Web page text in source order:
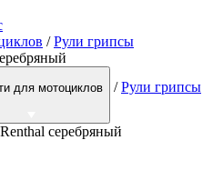
/Рули грипсы
для мотоциклов / Рули грипсы
серебряный